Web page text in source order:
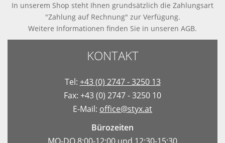
In unserem Shop steht Ihnen grundsätzlich die Zahlungsart
"Zahlung auf Rechnung" zur Verfügung.
Weitere Informationen finden Sie in unseren AGB.
KONTAKT
Tel: +43 (0) 2747 - 3250 13
Fax: +43 (0) 2747 - 3250 10
E-Mail: office@styx.at
Bürozeiten